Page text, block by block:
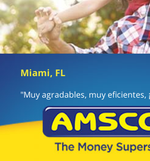
Miami, FL
"Muy agradables, muy eficientes,